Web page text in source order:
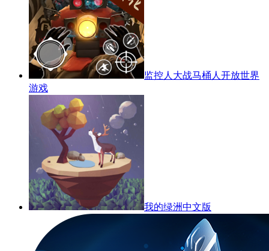
监控人大战马桶人开放世界
游戏
我的绿洲中文版